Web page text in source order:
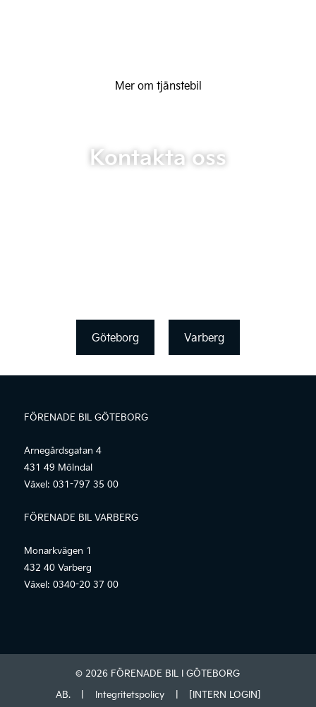
Mer om tjänstebil
Kontakta oss
Göteborg Varberg
FÖRENADE BIL GÖTEBORG
Arnegårdsgatan 4
431 49 Mölndal
Växel: 031-797 35 00
FÖRENADE BIL VARBERG
Monarkvägen 1
432 40 Varberg
Växel: 0340-20 37 00
© 2026 FÖRENADE BIL I GÖTEBORG
AB.
| Integritetspolicy | [INTERN LOGIN]